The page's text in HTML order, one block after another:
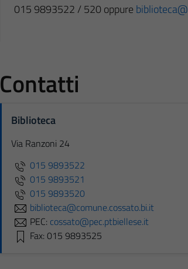
015 9893522 / 520 oppure
Contatti
Biblioteca
Via Ranzoni 24
015 9893522
015 9893521
015 9893520
biblioteca@comune.cossato.bi.it
PEC: cossato@pec.ptbiellese.it
Fax: 015 9893525